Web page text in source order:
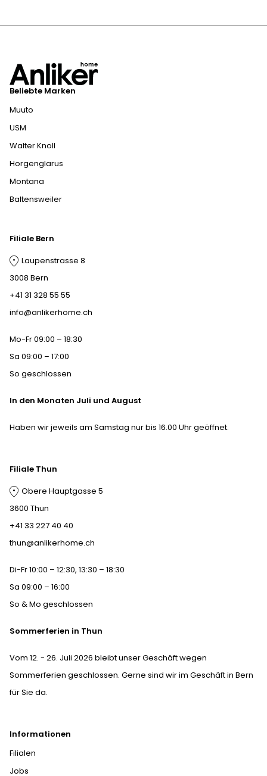
Beliebte Marken
Muuto
USM
Walter Knoll
Horgenglarus
Montana
Baltensweiler
Informationen
Filialen
Jobs
Filiale Bern
Laupenstrasse 8
3008 Bern
+41 31 328 55 55
info@anlikerhome.ch
Mo-Fr 09:00 – 18:30
Sa 09:00 – 17:00
So geschlossen
In den Monaten Juli und August
Haben wir jeweils am Samstag nur bis 16.00 Uhr geöffnet.
Filiale Thun
Obere Hauptgasse 5
3600 Thun
+41 33 227 40 40
thun@anlikerhome.ch
Di-Fr 10:00 – 12:30, 13:30 – 18:30
Sa 09:00 – 16:00
So & Mo geschlossen
Sommerferien in Thun
Vom 12. - 26. Juli 2026 bleibt unser Geschäft wegen
Sommerferien geschlossen. Gerne sind wir im Geschäft in Bern
für Sie da.